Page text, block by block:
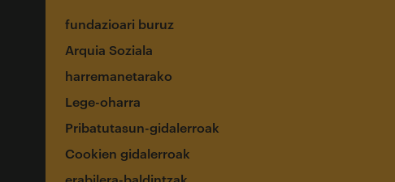
fundazioari buruz
Arquia Soziala
harremanetarako
Lege-oharra
Pribatutasun-gidalerroak
Cookien gidalerroak